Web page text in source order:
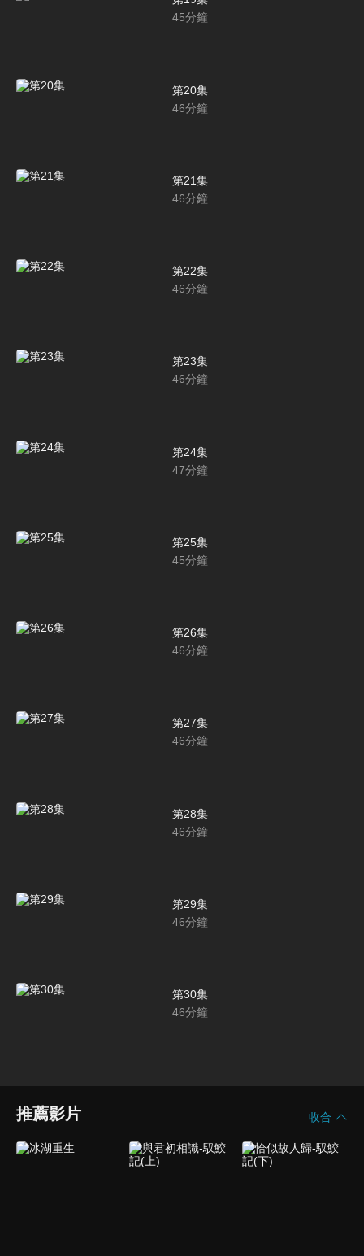
45分鐘
第20集
46分鐘
第21集
46分鐘
第22集
46分鐘
第23集
46分鐘
第24集
47分鐘
第25集
45分鐘
第26集
46分鐘
第27集
46分鐘
第28集
46分鐘
第29集
46分鐘
第30集
46分鐘
推薦影片 收合